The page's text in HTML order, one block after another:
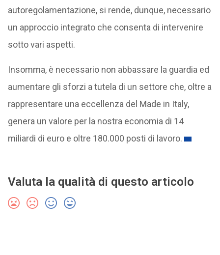
autoregolamentazione, si rende, dunque, necessario
un approccio integrato che consenta di intervenire
sotto vari aspetti.
Insomma, è necessario non abbassare la guardia ed
aumentare gli sforzi a tutela di un settore che, oltre a
rappresentare una eccellenza del Made in Italy,
genera un valore per la nostra economia di 14
miliardi di euro e oltre 180.000 posti di lavoro.
Valuta la qualità di questo articolo